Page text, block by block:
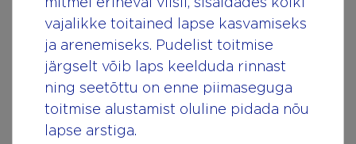
Lisateavetrinnapiima positiivse mõju kohta
sinu lapse tervisele ja arengule leiad
järgmistest artiklitest.
Was
Hinnake seda artiklit *
1 Star2 Stars
3 Stars
4 Stars
5 Stars
human,
vajalikke toitained lapse kasvamiseks
ja arenemiseks. Pudelist toitmise
järgselt võib laps keelduda rinnast
ning seetõttu on enne piimaseguga
toitmise alustamist oluline pidada nõu
lapse arstiga.